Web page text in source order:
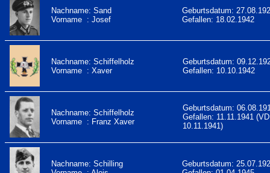
Nachname: Sand
Vorname : Josef
Geburtsdatum:
Gefallen: 18.02.1942
Nachname: Schiffelholz
Vorname : Xaver
Geburtsdatum:
Gefallen: 10.10.1942
Nachname: Schiffelholz
Vorname : Franz Xaver
Geburtsdatum:
Gefallen: 11.11.1941
10.11.1941)
Nachname: Schilling
Geburtsdatum: